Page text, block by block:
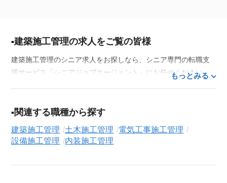
建築施工管理の求人をご覧の皆様
建築施工管理のシニア求人をお探しなら、シニア専門の転職支
援サービス「シニアジョブエージェント」にお任せください。
的にサポートします。この求人を含む
スだけの非公開求人です。
気になる求人がございましたら、まずは「求人紹介を依頼す
もっとみる
関連する職種から探す
建築施工管理 土木施工管理
電気工事施工管理
設備施工管理
内装施工管理